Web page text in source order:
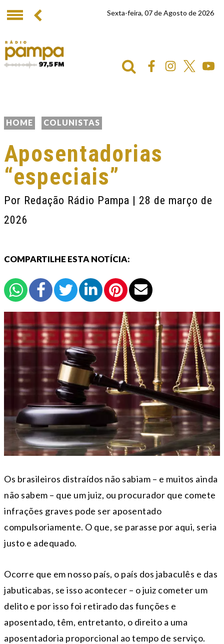
Sexta-feira, 07 de Agosto de 2026
HOME COLUNISTAS
Aposentadorias
“especiais”
Por Redação Rádio Pampa | 28 de março de
2026
COMPARTILHE ESTA NOTÍCIA:
Os brasileiros distraídos não sabiam – e muitos ainda
não sabem – que um juiz, ou procurador que comete
infrações graves pode ser aposentado
compulsoriamente. O que, se parasse por aqui, seria
justo e adequado.
Ocorre que em nosso país, o país dos jabaculês e das
jabuticabas, se isso acontecer – o juiz cometer um
delito e por isso foi retirado das funções e
aposentado, têm, entretanto, o direito a uma
aposentadoria proporcional ao tempo de serviço.